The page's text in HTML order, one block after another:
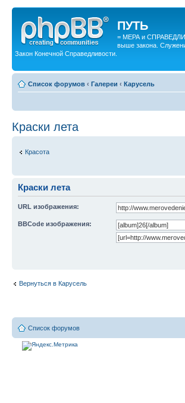
ПУТЬ
= МЕРА и
выше закона.
Закон Конечной Справедливости.
Список форумов ‹ Галереи ‹ Карусель
Краски лета
Красота
Краски лета
URL изображения:
BBCode изображения:
Вернуться в Карусель
Список форумов